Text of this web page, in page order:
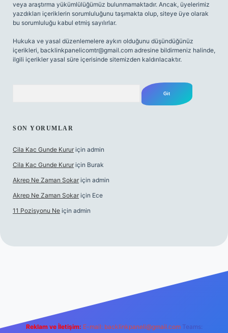
veya araştırma yükümlülüğümüz bulunmamaktadır. Ancak, üyelerimiz
yazdıkları içeriklerin sorumluluğunu taşımakta olup, siteye üye olarak
bu sorumluluğu kabul etmiş sayılırlar.
Hukuka ve yasal düzenlemelere aykırı olduğunu düşündüğünüz
içerikleri, backlinkpanelicomtr@gmail.com adresine bildirmeniz halinde,
ilgili içerikler yasal süre içerisinde sitemizden kaldırılacaktır.
SON YORUMLAR
Cila Kac Gunde Kurur için admin
Cila Kac Gunde Kurur için Burak
Akrep Ne Zaman Sokar için admin
Akrep Ne Zaman Sokar için Ece
11 Pozisyonu Ne için admin
Reklam ve İletişim: E-mail: backlinkpaneli@gmail.com Teams: